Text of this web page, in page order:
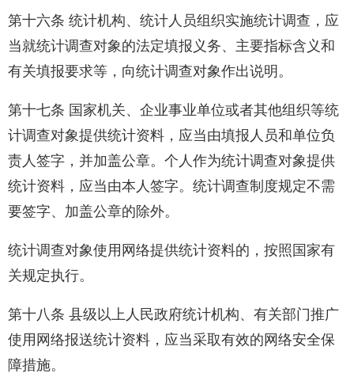
第十六条 统计机构、统计人员组织实施统计调查，应
当就统计调查对象的法定填报义务、主要指标含义和
有关填报要求等，向统计调查对象作出说明。
第十七条 国家机关、企业事业单位或者其他组织等统
计调查对象提供统计资料，应当由填报人员和单位负
责人签字，并加盖公章。个人作为统计调查对象提供
统计资料，应当由本人签字。统计调查制度规定不需
要签字、加盖公章的除外。
统计调查对象使用网络提供统计资料的，按照国家有
关规定执行。
第十八条 县级以上人民政府统计机构、有关部门推广
使用网络报送统计资料，应当采取有效的网络安全保
障措施。